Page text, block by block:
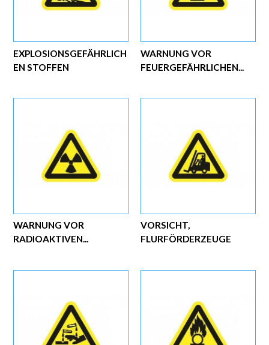
WARNUNG VOR
FEUERGEFÄHRLICHEN...
EXPLOSIONSGEFÄHRLICH
EN STOFFEN
VORSICHT,
FLURFÖRDERZEUGE
WARNUNG VOR
RADIOAKTIVEN...